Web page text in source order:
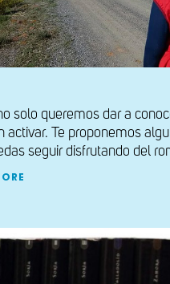
solo queremos dar a
activar. Te proponemos
seguir disfrutando del